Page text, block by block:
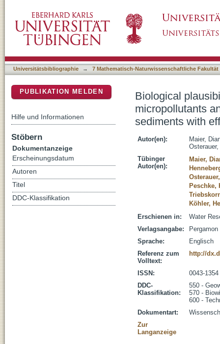
in wastewater, surface water, and
Universitätsbibliographie → 7 Mathematisch-Naturwissenschaftliche Fakultät
Biological
micropollutants
sediments with
Autor(en):
Maier,
Tübinger
Autor(en):
Maier,
Peschke,
Köhler,
Erschienen in:
Water
Verlagsangabe:
Sprache:
Englisch
Referenz zum
Volltext:
http://
ISSN:
0043-1354
DDC-
Klassifikation:
550 -
570 -
600 -
Dokumentart:
Zur
Langanzeige
PUBLIKATION MELDEN
Hilfe und Informationen
Stöbern
Dokumentanzeige
Erscheinungsdatum
Autoren
Titel
DDC-Klassifikation